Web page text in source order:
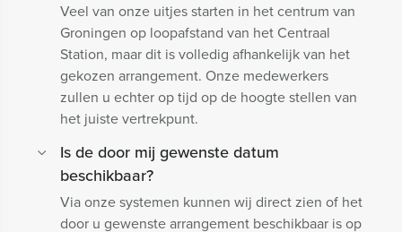
Veel van onze uitjes starten in het centrum van
Groningen op loopafstand van het Centraal
Station, maar dit is volledig afhankelijk van het
gekozen arrangement. Onze medewerkers
zullen u echter op tijd op de hoogte stellen van
het juiste vertrekpunt.
Is de door mij gewenste datum
beschikbaar?
Via onze systemen kunnen wij direct zien of het
door u gewenste arrangement beschikbaar is op